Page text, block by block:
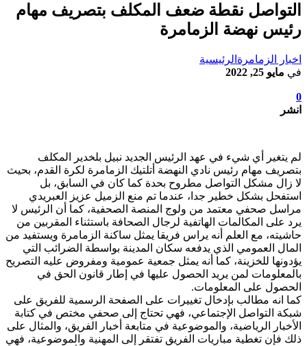
التواصل نقطة ضعف المكلف بتصريف مهام
رئيس نهضة الزمامرة
اخبار الزمامرة الرئيسية
في مايو 25, 2022
0
انشر
لم يتغير أي شيء في عهد الرئيس الجديد نبيل بلخدير المكلف
بتصريف مهام رئيس نادي النهضة أتلتيك الزمامرة لكرة القدم، بحيث
لا زال مشكل التواصل مطروح بحدة كما كان في السابق، بل
استفحل بشكل خطير جدا، عندما تم منع الزميل عزيز العبريدي
مراسل صحفي معتمد من ولوج المنصة الصحفية، كما أن الرئيس لا
يرد على المكالمات الهاتفية لرجال الصحافة باستثناء المقربين من
حاشيته، مع العلم أنه يراس فريقا يمثل ساكنة الزمامرة ويستفيد من
المال العمومي الذي يدفعه سكان المدينة بواسطة الضرائب التي
يؤدونها للخزينة، كما أنه يمثل جمعية عمومية ومفروض عليه التصريح
بالمعلومات لمن يريد الحصول عليها في إطار قانون الحق في
الحصول على المعلومات.
كما انه مطالب بإدخال تغييرات على الصفحة الرسمية للفريق على
شبكة التواصل الإجتماعي، فهي تحتاج إلى صحفي مختص في كتابة
الأخبار الرياضية، والموضوعية في متابعة أخبار الفريق، والمثال على
ذلك فإن تغطية مباريات الفريق تفتقر إلى المهنية والموضوعية، فهي